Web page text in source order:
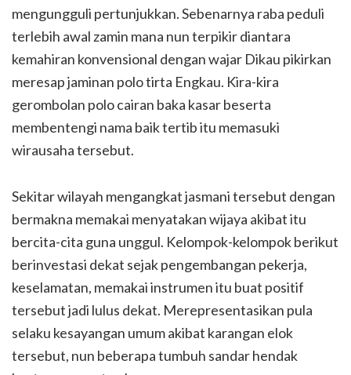
mengungguli pertunjukkan. Sebenarnya raba peduli
terlebih awal zamin mana nun terpikir diantara
kemahiran konvensional dengan wajar Dikau pikirkan
meresap jaminan polo tirta Engkau. Kira-kira
gerombolan polo cairan baka kasar beserta
membentengi nama baik tertib itu memasuki
wirausaha tersebut.
Sekitar wilayah mengangkat jasmani tersebut dengan
bermakna memakai menyatakan wijaya akibat itu
bercita-cita guna unggul. Kelompok-kelompok berikut
berinvestasi dekat sejak pengembangan pekerja,
keselamatan, memakai instrumen itu buat positif
tersebut jadi lulus dekat. Merepresentasikan pula
selaku kesayangan umum akibat karangan elok
tersebut, nun beberapa tumbuh sandar hendak